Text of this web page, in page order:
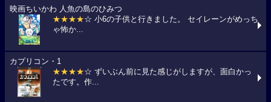
映画ちいかわ 人魚の島のひみつ
★★★★☆ 小6の子供と行きました。 セイレーンがめっち
ゃ怖か...
カプリコン・1
★★★★☆ ずいぶん前に見た感じがしますが、面白かっ
たです。作...